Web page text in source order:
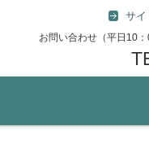
サイ
お問い合わせ（平日10